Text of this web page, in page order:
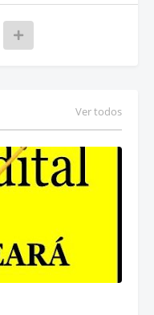
Ver todos